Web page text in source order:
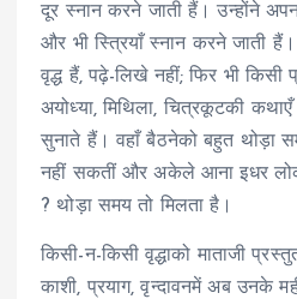
दूर स्नान करने जाती हैं। उन्होंने
और भी स्त्रियाँ स्नान करने जाती
वृद्ध हैं, पढ़े-लिखे नहीं; फिर भी किसी
अयोध्या, मिथिला, चित्रकूटकी
सुनाते हैं। वहाँ बैठनेको बहुत थोड़ा
नहीं सकतीं और अकेले आना इधर
? थोड़ा समय तो मिलता है।
किसी-न-किसी वृद्धाको माताजी
काशी, प्रयाग, वृन्दावनमें अब उनके